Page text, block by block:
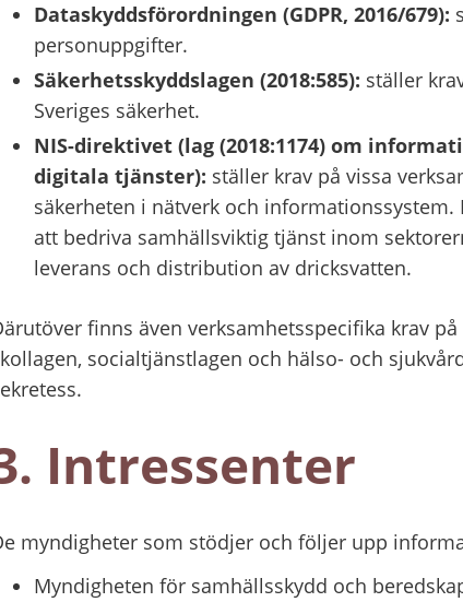
Dataskyddsförordningen (GDPR, 2016/679):
personuppgifter.
Säkerhetsskyddslagen (2018:585): ställer
Sveriges säkerhet.
NIS-direktivet (lag (2018:1174) om
digitala tjänster): ställer krav på vissa
säkerheten i nätverk och
att bedriva samhällsviktig tjänst inom
leverans och distribution av dricksvatten.
finns även verksamhetsspecifika krav
socialtjänstlagen och hälso- och
Intressenter
myndigheter som stödjer och följer upp
Myndigheten för samhällsskydd och